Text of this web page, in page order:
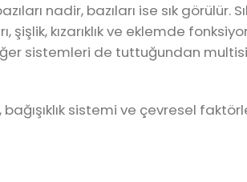
nadir, bazıları ise sık görülür.
kızarıklık ve eklemde
sistemleri de tuttuğundan
sistemi ve çevresel